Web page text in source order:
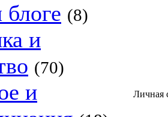
(8)
и
(70)
и
Личная